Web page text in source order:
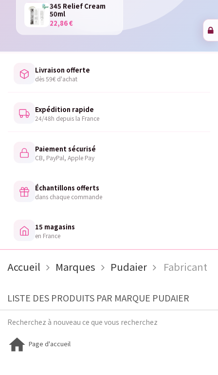
345 Relief Cream
50ml
22,86 €
Livraison offerte
dès 59€ d'achat
Expédition rapide
24/48h depuis la France
Paiement sécurisé
CB, PayPal, Apple Pay
Échantillons offerts
dans chaque commande
15 magasins
en France
Accueil Marques Pudaier Fabricant
LISTE DES PRODUITS PAR MARQUE PUDAIER
Recherchez à nouveau ce que vous recherchez
 Page d'accueil